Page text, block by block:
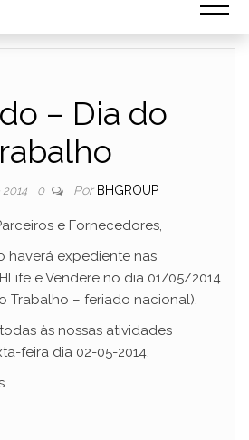
– Dia do
0 Por BHGROUP
e Fornecedores,
haverá expediente nas
e Vendere no dia 01/05/2014
Trabalho – feriado nacional).
às nossas atividades
feira dia 02-05-2014.